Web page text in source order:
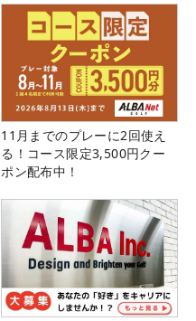
11月までのプレーに2回使え
る！コース限定3,500円クー
ポン配布中！